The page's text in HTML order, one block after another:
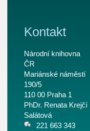
Kontakt
Národní knihovna
ČR
Mariánské náměstí
190/5
110 00 Praha 1
PhDr. Renata Krejčí
Salátová
221 663 343